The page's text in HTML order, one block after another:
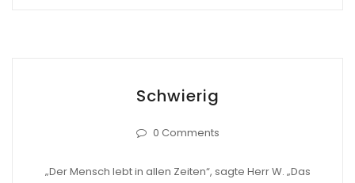
Schwierig
0 Comments
„Der Mensch lebt in allen Zeiten“, sagte Herr W. „Das